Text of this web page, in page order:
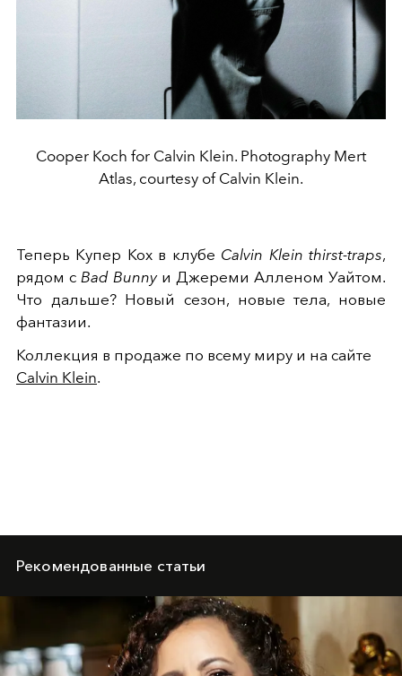
Cooper Koch for Calvin Klein. Photography Mert
Atlas, courtesy of Calvin Klein.
Теперь Купер Кох в клубе Calvin Klein thirst-traps,
рядом с Bad Bunnyи Джереми Алленом Уайтом.
Что дальше? Новый сезон, новые тела, новые
фантазии.
Коллекция в продаже по всему миру и на сайте
Calvin Klein.
Рекомендованные статьи